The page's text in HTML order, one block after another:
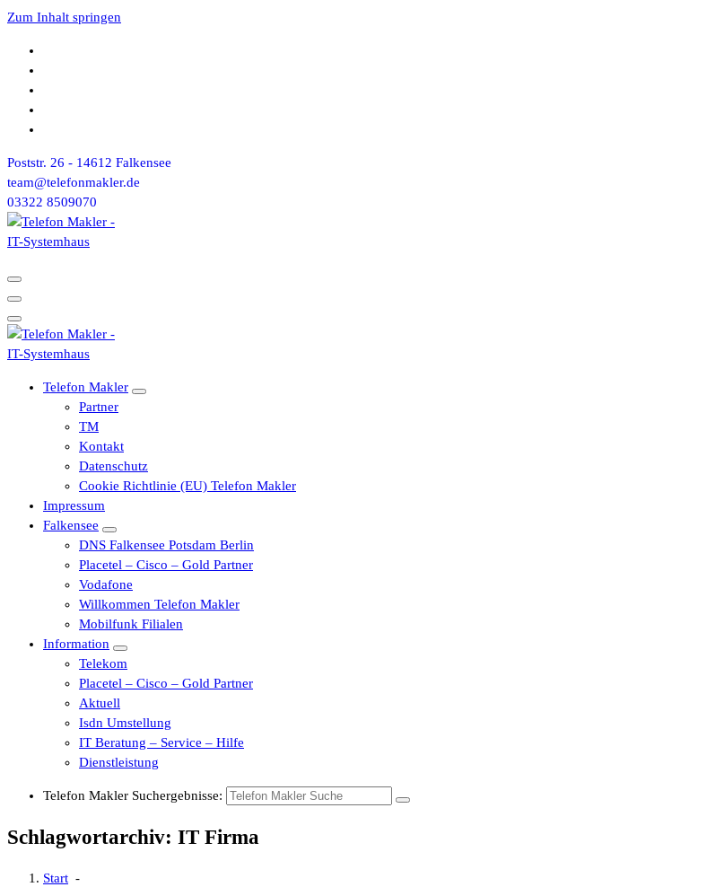
Zum Inhalt springen
Poststr. 26 - 14612 Falkensee
team@telefonmakler.de
03322 8509070
Telefon Makler
Partner
TM
Kontakt
Datenschutz
Cookie Richtlinie (EU) Telefon Makler
Impressum
Falkensee
DNS Falkensee Potsdam Berlin
Placetel – Cisco – Gold Partner
Vodafone
Willkommen Telefon Makler
Mobilfunk Filialen
Information
Telekom
Placetel – Cisco – Gold Partner
Aktuell
Isdn Umstellung
IT Beratung – Service – Hilfe
Dienstleistung
Telefon Makler Suchergebnisse:
Schlagwortarchiv: IT Firma
Start -